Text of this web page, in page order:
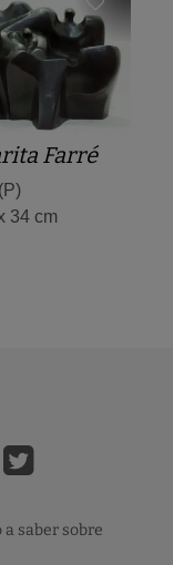
Farré
34 cm
saber sobre